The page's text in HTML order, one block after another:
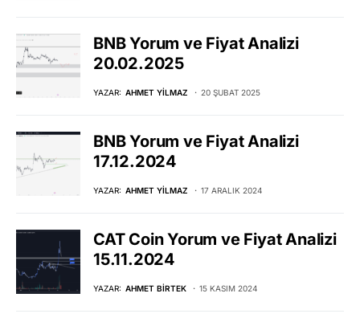
BNB Yorum ve Fiyat Analizi
20.02.2025
YAZAR: AHMET YILMAZ 20 ŞUBAT 2025
BNB Yorum ve Fiyat Analizi
17.12.2024
YAZAR: AHMET YILMAZ 17 ARALIK 2024
CAT Coin Yorum ve Fiyat Analizi
15.11.2024
YAZAR: AHMET BIRTEK 15 KASIM 2024